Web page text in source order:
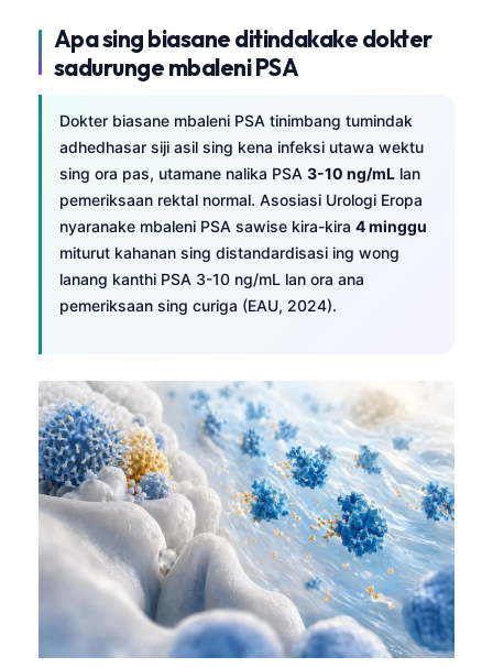
Apa sing biasane ditindakake dokter
sadurunge mbaleni PSA
Dokter biasane mbaleni PSA tinimbang tumindak
adhedhasar siji asil sing kena infeksi utawa wektu
sing ora pas, utamane nalika PSA 3-10 ng/mL lan
pemeriksaan rektal normal. Asosiasi Urologi Eropa
nyaranake mbaleni PSA sawise kira-kira 4 minggu
miturut kahanan sing distandardisasi ing wong
lanang kanthi PSA 3-10 ng/mL lan ora ana
pemeriksaan sing curiga (EAU, 2024).